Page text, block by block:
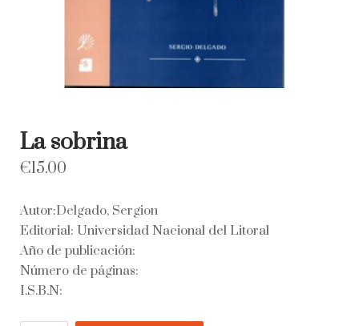
La sobrina
€15.00
Autor:Delgado, Sergion
Editorial: Universidad Nacional del Litoral
Año de publicación:
Número de páginas:
I.S.B.N: